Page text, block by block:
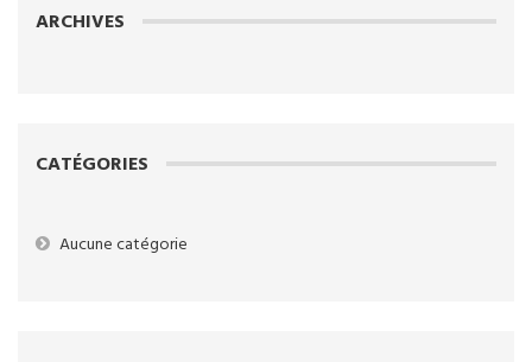
ARCHIVES
CATÉGORIES
Aucune catégorie